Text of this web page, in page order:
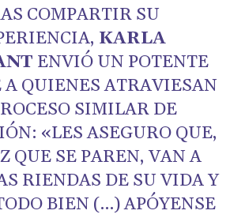
COMPARTIR SU
KARLA
ENVIÓ UN POTENTE
A QUIENES ATRAVIESAN
SIMILAR DE
«LES ASEGURO QUE,
QUE SE PAREN, VAN A
RIENDAS DE SU VIDA Y
BIEN (…) APÓYENSE